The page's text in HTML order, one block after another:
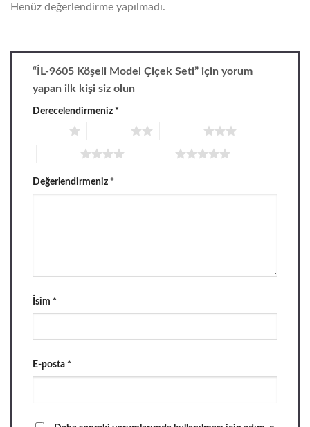
Henüz değerlendirme yapılmadı.
“İL-9605 Köşeli Model Çiçek Seti” için yorum
yapan ilk kişi siz olun
Derecelendirmeniz *
Değerlendirmeniz *
İsim *
E-posta *